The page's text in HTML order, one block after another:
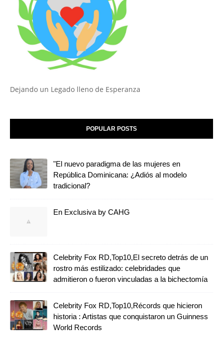
Dejando un Legado lleno de Esperanza
POPULAR POSTS
"El nuevo paradigma de las mujeres en
República Dominicana: ¿Adiós al modelo
tradicional?
En Exclusiva by CAHG
Celebrity Fox RD,Top10,El secreto detrás de un
rostro más estilizado: celebridades que
admitieron o fueron vinculadas a la bichectomía
Celebrity Fox RD,Top10,Récords que hicieron
historia : Artistas que conquistaron un Guinness
World Records